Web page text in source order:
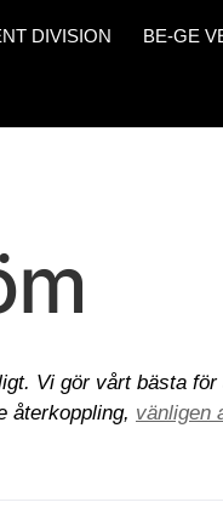
DIVISION BE-GE
Vi gör vårt bästa
återkoppling, vänligen